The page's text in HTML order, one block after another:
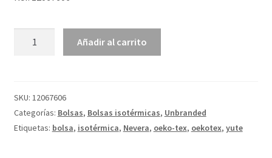
de
300 g/m²
de
Añadir al carrito
SKU: 12067606
Categorías: Bolsas, Bolsas isotérmicas, Unbranded
Etiquetas: bolsa, isotérmica, Nevera, oeko-tex, oekotex, yute